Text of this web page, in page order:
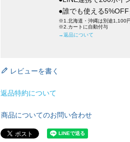
●誰でも使える
※1.北海道・沖縄は別途1,100
※2.カートに自動付与
→返品について
レビューを書く
返品特約について
商品についてのお問い合わせ